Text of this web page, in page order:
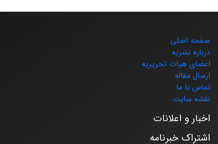
صفحه اصلی
درباره نشریه
اعضای هیات تحریریه
ارسال مقاله
تماس با ما
نقشه سایت
اخبار و اعلانات
اشتراک خبرنامه